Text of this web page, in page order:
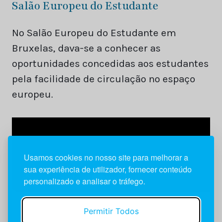
Usamos cookies no nosso site para melhorar a
sua experiência de utilizador, fornecer conteúdo
personalizado e analisar o tráfego.
Permitir Todos
Salão Europeu do Estudante
No Salão Europeu do Estudante em
Bruxelas, dava-se a conhecer as
oportunidades concedidas aos estudantes
pela facilidade de circulação no espaço
europeu.